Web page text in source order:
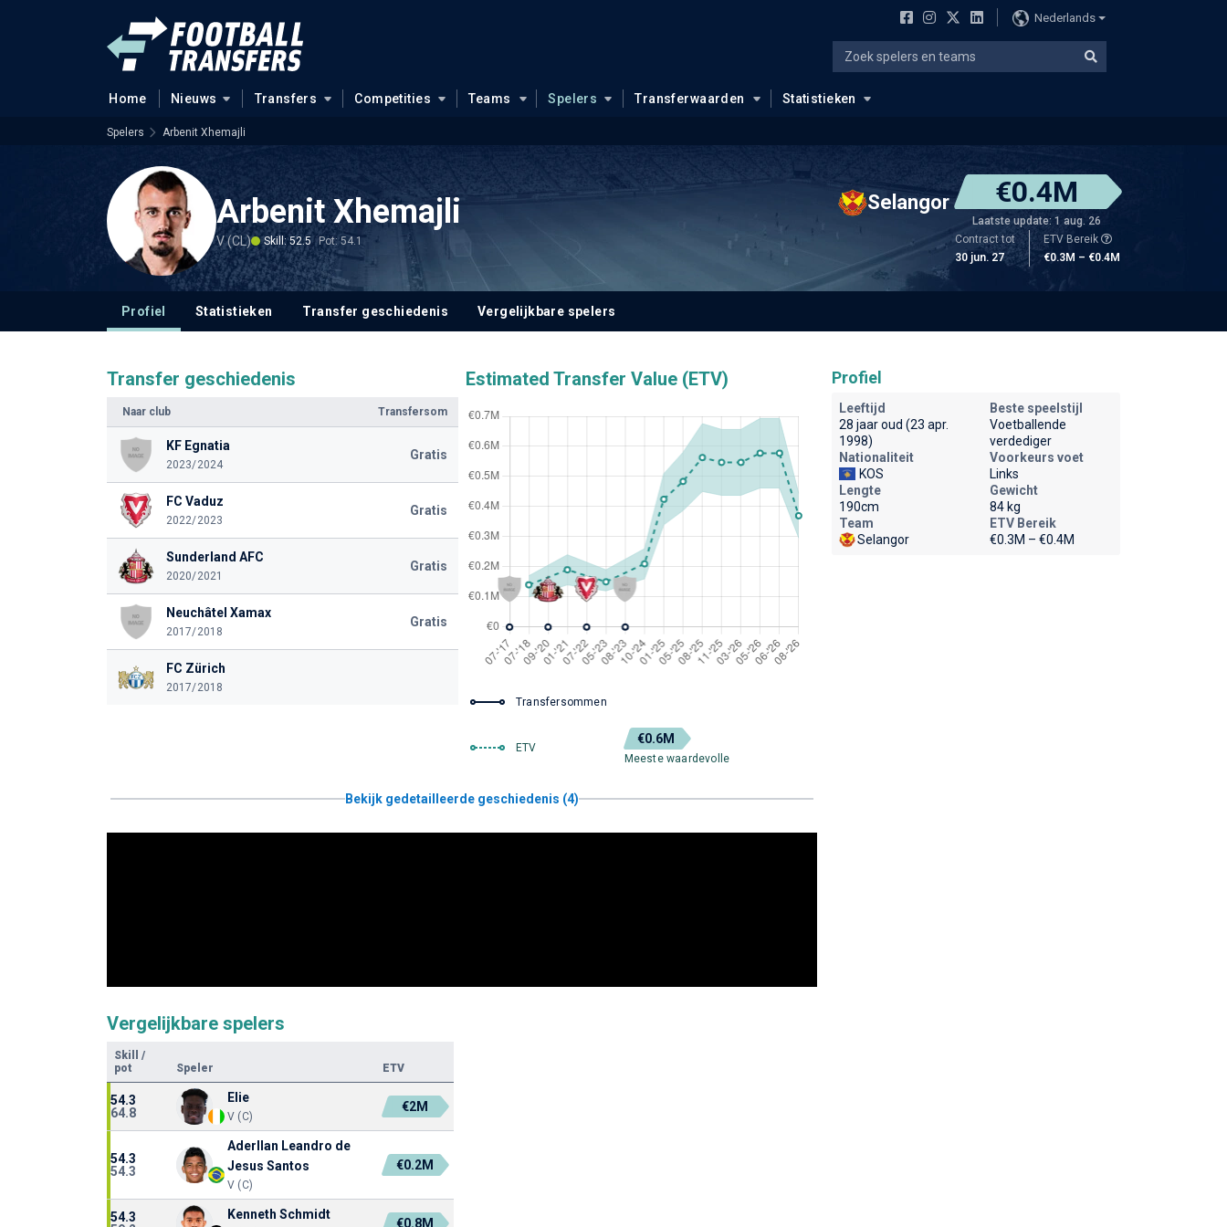
Nederlands
Home Nieuws Transfers Competities Teams Spelers Transferwaarden Statistieken
Spelers Arbenit Xhemajli
Arbenit Xhemajli
V (CL) Skill: 52.5 Pot: 54.1
Selangor €0.4M
Laatste update: 1 aug. 26
Contract tot
30 jun. 27
ETV Bereik
€0.3M – €0.4M
Profiel Statistieken Transfer geschiedenis Vergelijkbare spelers
Transfer geschiedenis
Naar club Transfersom
KF Egnatia
2023/2024
Gratis
FC Vaduz
2022/2023
Gratis
Sunderland AFC
2020/2021
Gratis
Neuchâtel Xamax
2017/2018
Gratis
FC Zürich
2017/2018
Estimated Transfer Value (ETV)
Transfersommen
ETV
€0.6M
Meeste waardevolle
Bekijk gedetailleerde geschiedenis (4)
Vergelijkbare spelers
Skill
/
pot
Speler ETV
54.3
64.8
Elie
V (C)
€2M
54.3
54.3
Aderllan Leandro de
Jesus Santos
V (C)
€0.2M
54.3
Kenneth Schmidt
€0.8M
Profiel
Leeftijd
28 jaar oud (23 apr.
1998)
Beste speelstijl
Voetballende
verdediger
Nationaliteit
KOS
Voorkeurs voet
Links
Lengte
190cm
Gewicht
84 kg
Team
Selangor
ETV Bereik
€0.3M – €0.4M